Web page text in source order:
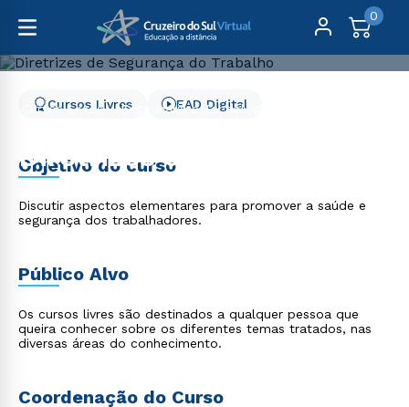
0
Cursos Livres
Engenharia e Tecnologia
Diretrizes de Segurança
do Trabalho
Cursos Livres EAD Digital
Objetivo do curso
Discutir aspectos elementares para promover a saúde e
segurança dos trabalhadores.
Público Alvo
Os cursos livres são destinados a qualquer pessoa que
queira conhecer sobre os diferentes temas tratados, nas
diversas áreas do conhecimento.
Coordenação do Curso